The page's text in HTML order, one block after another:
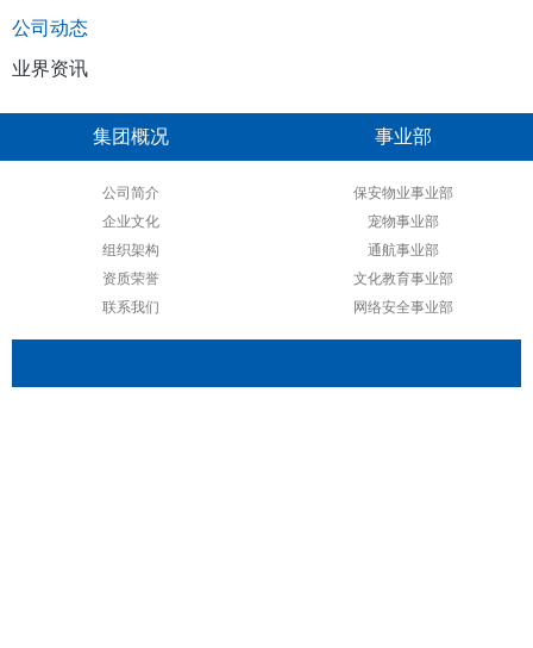
公司动态
业界资讯
集团概况
公司简介
企业文化
组织架构
资质荣誉
联系我们
事业部
保安物业事业部
宠物事业部
通航事业部
文化教育事业部
网络安全事业部